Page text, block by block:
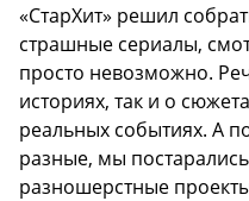
«СтарХит» решил
страшные сериалы,
просто невозможно.
историях, так и о
реальных событиях. А
разные, мы
разношерстные